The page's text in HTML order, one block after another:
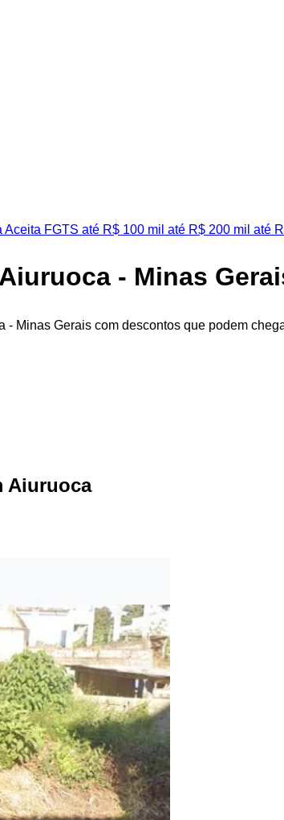
Aceita FGTS até R$ 100 mil até R$ 200 mil até
- Minas
Minas Gerais com descontos que podem
Aiuruoca